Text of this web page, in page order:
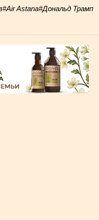
#Air Astana#Дональд Трамп